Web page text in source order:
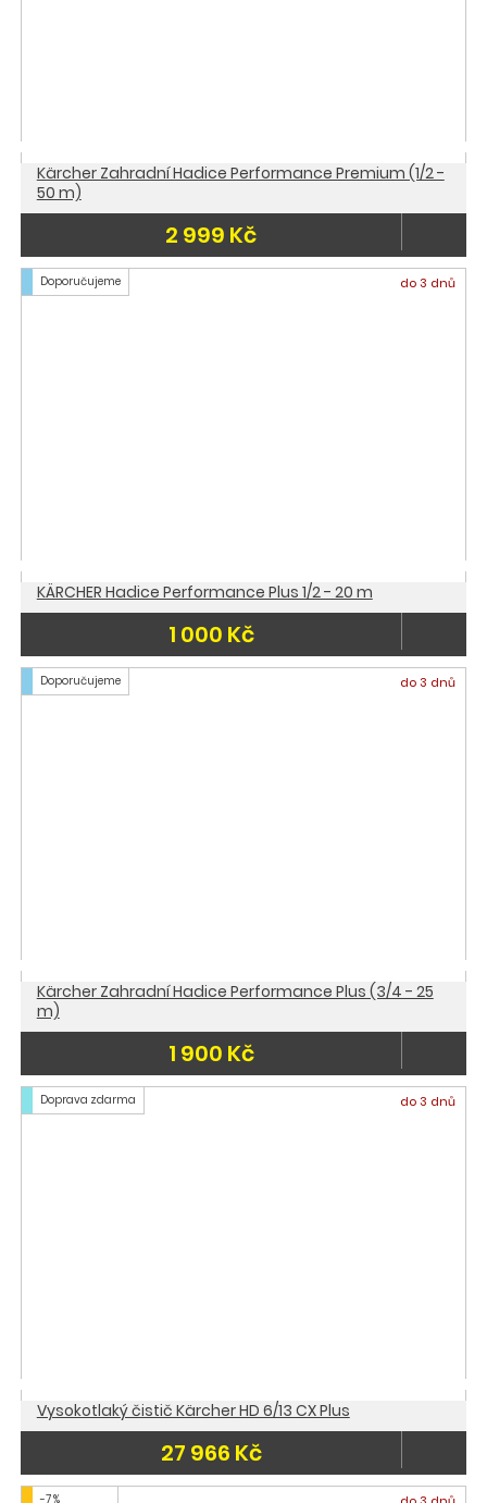
Kärcher Zahradní Hadice Performance Premium (1/2 -
50 m)
2 999 Kč
Doporučujeme do 3 dnů
KÄRCHER Hadice Performance Plus 1/2 - 20 m
1 000 Kč
Doporučujeme do 3 dnů
Kärcher Zahradní Hadice Performance Plus (3/4 - 25
m)
1 900 Kč
Doprava zdarma do 3 dnů
Vysokotlaký čistič Kärcher HD 6/13 CX Plus
27 966 Kč
-7 %